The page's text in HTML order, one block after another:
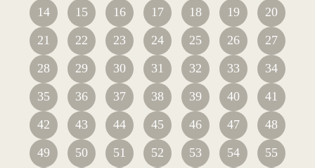
14
15 16 17 18 19
20
21
22 23 24 25 26
27
28
29 30 31 32 33
34
35
36 37 38 39 40
41
42
43 44 45 46 47
48
49
50 51 52 53 54
55